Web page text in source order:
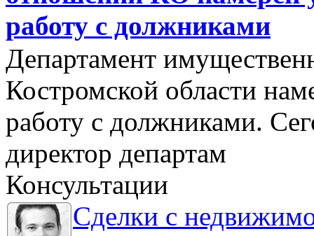
работу с должниками
Департамент
Костромской области
работу с должниками.
директор департам
Консультации
Сделки с